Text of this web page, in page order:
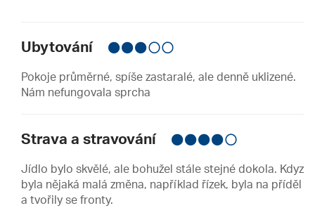
Ubytování
Pokoje průměrné, spíše zastaralé, ale denně uklizené.
Nám nefungovala sprcha
Strava a stravování
Jídlo bylo skvělé, ale bohužel stále stejné dokola. Kdyz
byla nějaká malá změna, například řízek, byla na příděl
a tvořily se fronty.